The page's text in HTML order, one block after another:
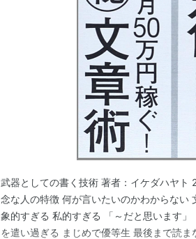
武器としての書く技術 著者：イケダハヤ
念な人の特徴 何が言いたいのかわからない
象的すぎる 私的すぎる 「～だと思います
を遣い過ぎる まじめで優等生 最後まで読